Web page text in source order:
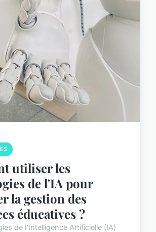
utiliser les
de l'IA pour
la gestion des
éducatives ?
de l'Intelligence Artificielle (IA)